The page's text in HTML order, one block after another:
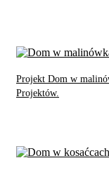
Projekt Dom w
Projektów.